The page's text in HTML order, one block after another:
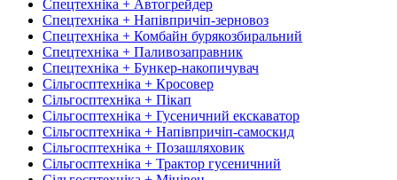
Спецтехніка + Автогрейдер
Спецтехніка + Напівпричіп-зерновоз
Спецтехніка + Комбайн бурякозбиральний
Спецтехніка + Паливозаправник
Спецтехніка + Бункер-накопичувач
Сільгосптехніка + Кросовер
Сільгосптехніка + Пікап
Сільгосптехніка + Гусеничний екскаватор
Сільгосптехніка + Напівпричіп-самоскид
Сільгосптехніка + Позашляховик
Сільгосптехніка + Трактор гусеничний